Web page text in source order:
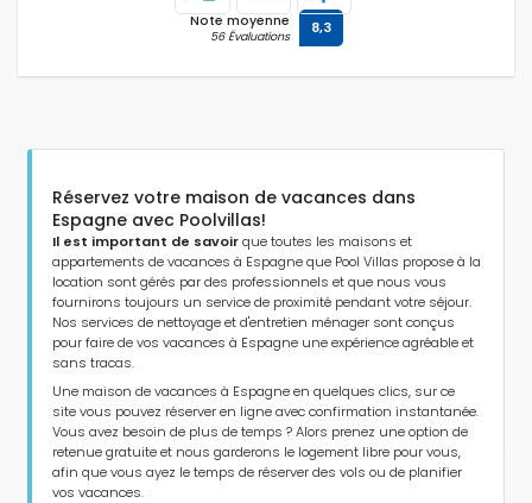
Note moyenne
56 Évaluations 8,3
Réservez votre maison de vacances dans
Espagne avec Poolvillas!
Il est important de savoirque toutes les maisons et
appartements de vacances à Espagne que Pool Villas propose à la
location sont gérés par des professionnels et que nous vous
fournirons toujours un service de proximité pendant votre séjour.
Nos services de nettoyage et d'entretien ménager sont conçus
pour faire de vos vacances à Espagne une expérience agréable et
sans tracas.
Une maison de vacances à Espagne en quelques clics, sur ce
site vous pouvez réserver en ligne avec confirmation instantanée.
Vous avez besoin de plus de temps ? Alors prenez une option de
retenue gratuite et nous garderons le logement libre pour vous,
afin que vous ayez le temps de réserver des vols ou de planifier
vos vacances.